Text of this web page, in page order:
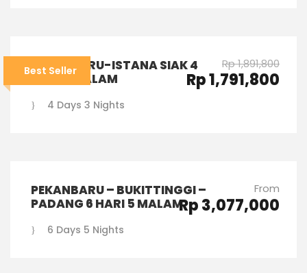
Best Seller
PEKANBARU-ISTANA SIAK 4
HARI 3 MALAM
Rp 1,891,800
Rp 1,791,800
4 Days 3 Nights
PEKANBARU – BUKITTINGGI –
PADANG 6 HARI 5 MALAM
From
Rp 3,077,000
6 Days 5 Nights